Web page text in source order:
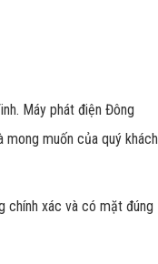
Máy phát điện Đông
muốn của quý khách
chính xác và có mặt đúng